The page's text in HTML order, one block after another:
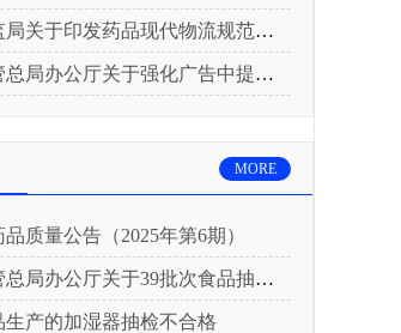
印发药品现代物流规范化建设指导意见的通知
公厅关于强化广告中提示性用语监管工作的通知
MORE
质量公告（2025年第6期）
公厅关于39批次食品抽检不合格情况的通报
生产的加湿器抽检不合格